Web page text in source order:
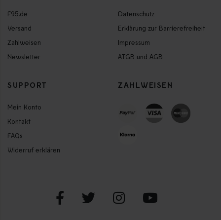
F95.de
Versand
Zahlweisen
Newsletter
Datenschutz
Erklärung zur Barrierefreiheit
Impressum
ATGB und AGB
SUPPORT
Mein Konto
Kontakt
FAQs
Widerruf erklären
ZAHLWEISEN